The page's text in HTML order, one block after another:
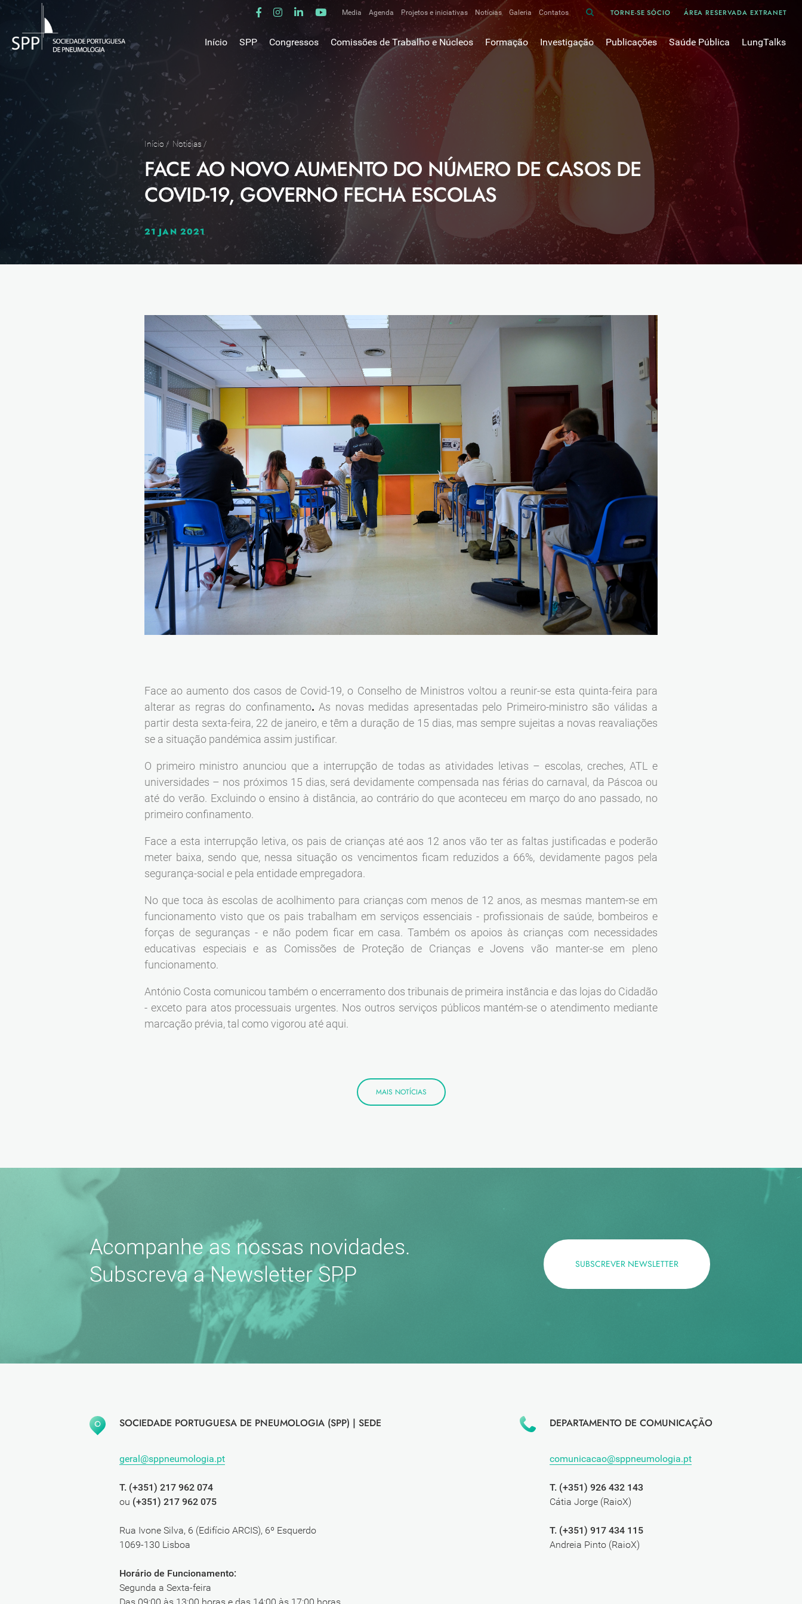
Media
Comunicados de imprensa
Clipping
Agenda Projetos e iniciativas Notícias Galeria Contatos TORNE-SE SÓCIO ÁREA RESERVADA EXTRANET
Início SPP
Mensagem do Presidente
Estrutura
Núcleo Museológico
Parceiros
Como tornar-se sócio
Medalhas de ouro SPP
Congressos Comissões de Trabalho e Núcleos
Comissões de trabalho
Alergologia Respiratória
Bronquiectasias
Cirurgia Torácica
Doente Crítico Respiratório
Doenças do Interstício Pulmonar
Doenças Ocupacionais e do Ambiente
Doenças Vasculares Pulmonares
Fisiopatologia Respiratória e DPOC
Infecciologia Respiratória
Patologia Respiratória do Sono
Pneumologia Oncológica
Tuberculose
Ventilação Domiciliária
Núcleos e Grupo de Estudos
Núcleo de Cardiopneumologistas
Núcleo de Enfermeiros
Núcleo Jovens Pneumologistas
Grupo de Estudos Défice de Alfa-1 Antitripsina
Núcleo de Estudo de Fibrose Quística
Formação
Escola da Ciência
Hot Topics em Pneumologia
Fórum das Comissões de Trabalho
Outros cursos
Investigação
Bases de dados
Prémios e Bolsas
Projectos de Investigação
Publicações
Divulgação
Oxigénio
Revistas Científicas
Pulmonology
Pesquisa Bibliográfica
Revistas Médicas
Revisões, Recomendações e Tomadas de Posição
50 anos Sociedade Portuguesa de Pneumologia
Livros Publicados
Saúde Pública
Cancro do pulmão
Cuidados Respiratórios Domiciliários
Dispositivos Inalatórios
DPOC
Tabagismo
Tuberculose
LungTalks
Início / Notícias /
FACE AO NOVO AUMENTO DO NÚMERO DE CASOS DE
COVID-19, GOVERNO FECHA ESCOLAS
21 JAN 2021
Face ao aumento dos casos de Covid-19, o Conselho de Ministros voltou a reunir-se esta quinta-feira para
alterar as regras do confinamento.As novas medidas apresentadas pelo Primeiro-ministro são válidas a
partir desta sexta-feira, 22 de janeiro, e têm a duração de 15 dias, mas sempre sujeitas a novas reavaliações
se a situação pandémica assim justificar.
O primeiro ministro anunciou que a interrupção de todas as atividades letivas – escolas, creches, ATL e
universidades – nos próximos 15 dias, será devidamente compensada nas férias do carnaval, da Páscoa ou
até do verão. Excluindo o ensino à distância, ao contrário do que aconteceu em março do ano passado, no
primeiro confinamento.
Face a esta interrupção letiva, os pais de crianças até aos 12 anos vão ter as faltas justificadas e poderão
meter baixa, sendo que, nessa situação os vencimentos ficam reduzidos a 66%, devidamente pagos pela
segurança-social e pela entidade empregadora.
No que toca às escolas de acolhimento para crianças com menos de 12 anos, as mesmas mantem-se em
funcionamento visto que os pais trabalham em serviços essenciais - profissionais de saúde, bombeiros e
forças de seguranças - e não podem ficar em casa. Também os apoios às crianças com necessidades
educativas especiais e as Comissões de Proteção de Crianças e Jovens vão manter-se em pleno
funcionamento.
António Costa comunicou também o encerramento dos tribunais de primeira instância e das lojas do Cidadão
- exceto para atos processuais urgentes. Nos outros serviços públicos mantém-se o atendimento mediante
marcação prévia, tal como vigorou até aqui.
MAIS NOTÍCIAS
Acompanhe as nossas novidades.
Subscreva a Newsletter SPP
SUBSCREVER NEWSLETTER
SOCIEDADE PORTUGUESA DE PNEUMOLOGIA (SPP) | SEDE
geral@sppneumologia.pt
T. (+351) 217 962 074
ou (+351) 217 962 075
Rua Ivone Silva, 6 (Edifício ARCIS), 6º Esquerdo
1069-130 Lisboa
Horário de Funcionamento:
Segunda a Sexta-feira
DEPARTAMENTO DE COMUNICAÇÃO
comunicacao@sppneumologia.pt
T. (+351) 926 432 143
Cátia Jorge (RaioX)
T. (+351) 917 434 115
Andreia Pinto (RaioX)